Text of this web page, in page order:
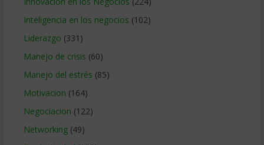
Inteligencia en los negocios (102)
Liderazgo (331)
Manejo de crisis (60)
Manejo del estrés (85)
Motivacion (164)
Negociacion (122)
Networking(49)